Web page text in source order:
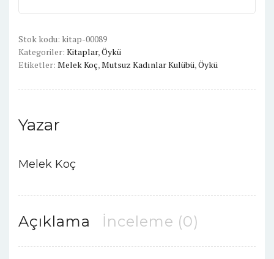
Stok kodu: kitap-00089
Kategoriler: Kitaplar,Öykü
Etiketler: Melek Koç,Mutsuz Kadınlar Kulübü,Öykü
Yazar
Melek Koç
Açıklama İnceleme (0)